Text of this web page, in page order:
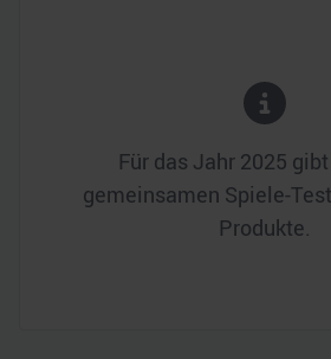
Für das Jahr 2025
gemeinsamen Spiele-
Produkte.